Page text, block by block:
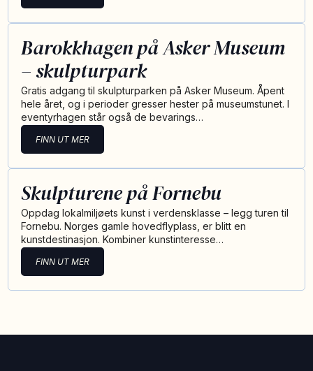
Barokkhagen på Asker Museum
– skulpturpark
Gratis adgang til skulpturparken på Asker Museum. Åpent
hele året, og i perioder gresser hester på museumstunet. I
eventyrhagen står også de bevarings…
FINN UT MER
Skulpturene på Fornebu
Oppdag lokalmiljøets kunst i verdensklasse – legg turen til
Fornebu. Norges gamle hovedflyplass, er blitt en
kunstdestinasjon. Kombiner kunstinteresse…
FINN UT MER